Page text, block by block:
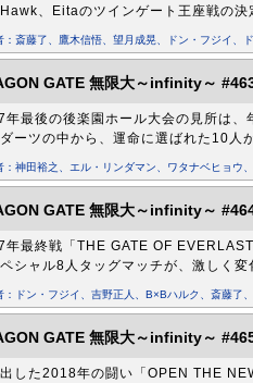
、Eitaのツインゲート王座戦の
：斎藤了、鷹木信悟、望月成晃、ドン・フジイ
GATE 無限大～infinity～
年最後の後楽園ホール大会の見所は
ーツの中から、運命に選ばれた10人
：神田裕之、エル・リンダマン、ワタナベヒョ
GATE 無限大～infinity～
年最終戦「THE GATE OF
シャル8人タッグマッチが、激しく
：ドン・フジイ、吉野正人、B×Bハルク、斎藤
GATE 無限大～infinity～
した2018年の闘い「OPEN THE